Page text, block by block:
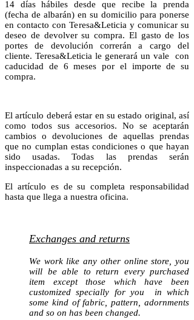
14 días hábiles desde que recibe la prenda
(fecha de albarán) en su domicilio para ponerse
en contacto con Teresa&Leticia y comunicar su
deseo de devolver su compra. El gasto de los
portes de devolución correrán a cargo del
cliente. Teresa&Leticia le generará un vale con
caducidad de 6 meses por el importe de su
compra.
El artículo deberá estar en su estado original, así
como todos sus accesorios. No se aceptarán
cambios o devoluciones de aquellas prendas
que no cumplan estas condiciones o que hayan
sido usadas. Todas las prendas serán
inspeccionadas a su recepción.
El artículo es de su completa responsabilidad
hasta que llega a nuestra oficina.
Exchanges and returns
We work like any other online store, you
will be able to return every purchased
item except those which have been
customized specially for you in which
some kind of fabric, pattern, adornments
and so on has been changed.